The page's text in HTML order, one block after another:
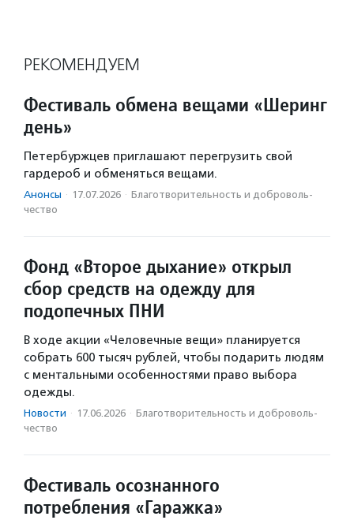
РЕКОМЕНДУЕМ
Фестиваль обмена вещами «Шеринг
день»
Петербуржцев приглашают перегрузить свой
гардероб и обменяться вещами.
Анонсы · 17.07.2026 · Благотвори­тель­ность и доброволь­
чест­во
Фонд «Второе дыхание» открыл
сбор средств на одежду для
подопечных ПНИ
В ходе акции «Человечные вещи» планируется
собрать 600 тысяч рублей, чтобы подарить людям
с ментальными особенностями право выбора
одежды.
Новости · 17.06.2026 · Благотвори­тель­ность и доброволь­
чест­во
Фестиваль осознанного
потребления «Гаражка»